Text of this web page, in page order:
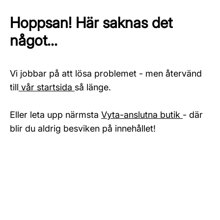
Hoppsan! Här saknas det
något...
Vi jobbar på att lösa problemet - men återvänd
till vår startsida så länge.
Eller leta upp närmsta Vyta-anslutna butik - där
blir du aldrig besviken på innehållet!